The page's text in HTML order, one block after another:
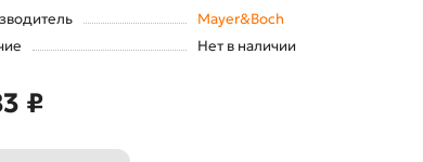
Mayer&Boch
Нет в наличии
₽